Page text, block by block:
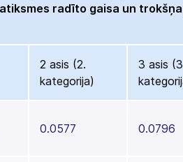
radīto gaisa un
2 asis (2.
kategorija)
3 asis
0.0577 0.0796